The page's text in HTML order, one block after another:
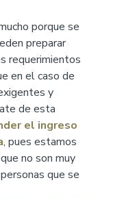
porque se
preparar
requerimientos
en el caso de
y
de esta
el ingreso
, pues estamos
no son muy
que se